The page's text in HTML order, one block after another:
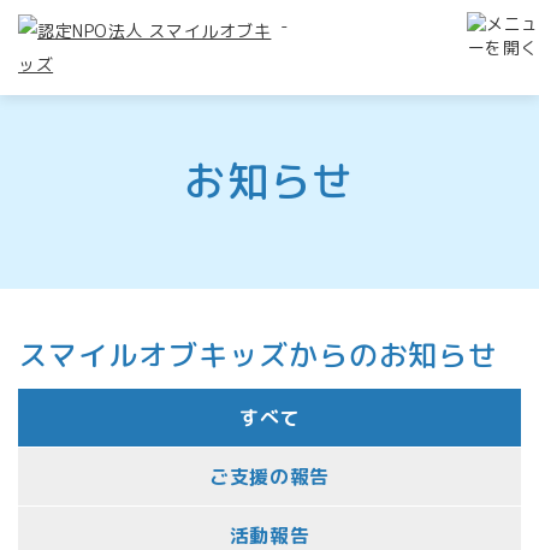
-
お知らせ
スマイルオブキッズからのお知らせ
すべて
ご支援の報告
活動報告